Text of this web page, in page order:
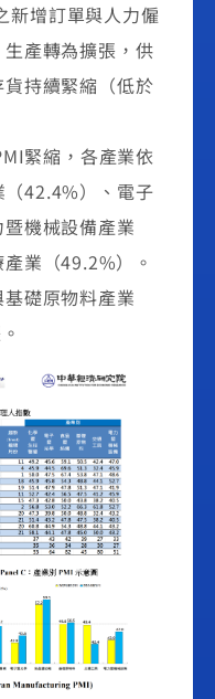
新增訂單與人力僱
產轉為擴張，供
持續緊縮（低於
緊縮，各產業依
42.4%）、電子
機械設備產業
業（49.2%）。
礎原物料產業